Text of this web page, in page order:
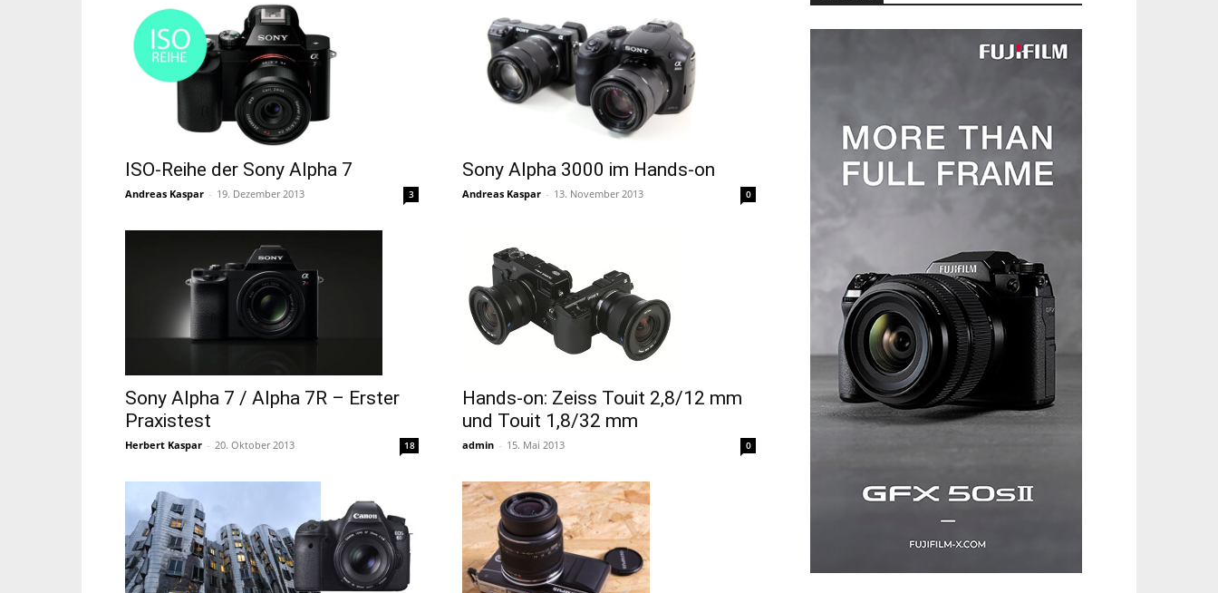
ISO-Reihe der Sony Alpha 7
Andreas Kaspar - 19. Dezember 2013 3
Sony Alpha 3000 im Hands-on
Andreas Kaspar - 13. November 2013 0
Sony Alpha 7 / Alpha 7R – Erster
Praxistest
Herbert Kaspar - 20. Oktober 2013 18
Hands-on: Zeiss Touit 2,8/12 mm
und Touit 1,8/32 mm
admin - 15. Mai 2013 0